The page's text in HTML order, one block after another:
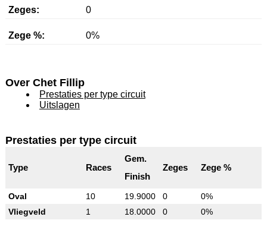
Teams
IndyCar 101
Zeges: 0
Zege %: 0%
Over Chet Fillip
Prestaties per type circuit
Uitslagen
Prestaties per type circuit
Type Races
Gem.
Finish
Zeges Zege %
Oval 10 19.9000 0
0%
Vliegveld
1 18.0000 0 0%